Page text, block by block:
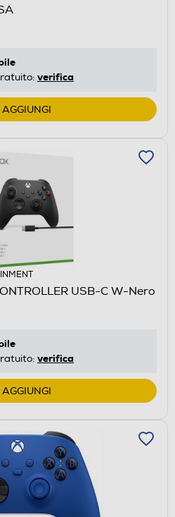
verifica
AGGIUNGI
USB-C W-Nero
verifica
AGGIUNGI